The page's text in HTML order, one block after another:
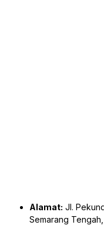
Alamat: Jl.
Semarang